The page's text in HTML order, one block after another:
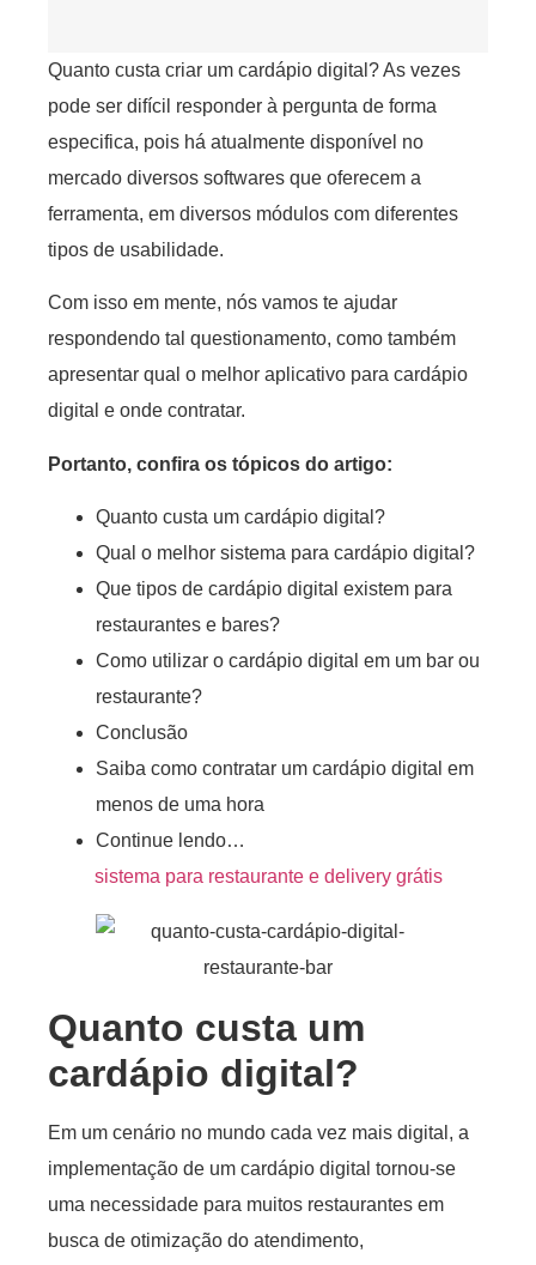
Quanto custa criar um cardápio digital? As vezes
pode ser difícil responder à pergunta de forma
especifica, pois há atualmente disponível no
mercado diversos softwares que oferecem a
ferramenta, em diversos módulos com diferentes
tipos de usabilidade.
Com isso em mente, nós vamos te ajudar
respondendo tal questionamento, como também
apresentar qual o melhor aplicativo para cardápio
digital e onde contratar.
Portanto, confira os tópicos do artigo:
Quanto custa um cardápio digital?
Qual o melhor sistema para cardápio digital?
Que tipos de cardápio digital existem para
restaurantes e bares?
Como utilizar o cardápio digital em um bar ou
restaurante?
Conclusão
Saiba como contratar um cardápio digital em
menos de uma hora
Continue lendo…
sistema para restaurante e delivery grátis
Quanto custa um
cardápio digital?
Em um cenário no mundo cada vez mais digital, a
implementação de um cardápio digital tornou-se
uma necessidade para muitos restaurantes em
busca de otimização do atendimento,